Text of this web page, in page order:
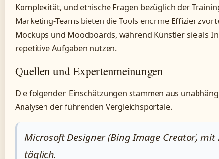
Komplexität, und ethische Fragen bezüglich der
Marketing-Teams bieten die Tools enorme
Mockups und Moodboards, während Künstler sie als
repetitive Aufgaben nutzen.
Quellen und Expertenmeinungen
Die folgenden Einschätzungen stammen aus
Analysen der führenden Vergleichsportale.
Microsoft Designer (Bing Image Creator) mit
täglich.